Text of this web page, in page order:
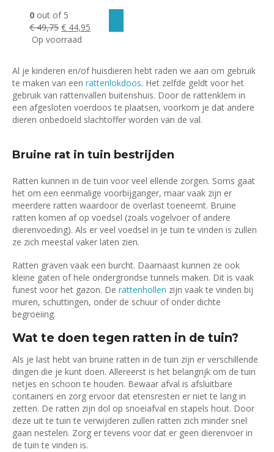
0 out of 5
€49,75 Oorspronkelijke
prijs
€ 44,95
Op voorraad
Al je kinderen en/of huisdieren hebt raden we aan om gebruik
te maken van een rattenlokdoos. Het zelfde geldt voor het
gebruik van rattenvallen buitenshuis. Door de rattenklem in
een afgesloten voerdoos te plaatsen, voorkom je dat andere
dieren onbedoeld slachtoffer worden van de val.
Bruine rat in tuin bestrijden
Ratten kunnen in de tuin voor veel ellende zorgen. Soms gaat
het om een eenmalige voorbijganger, maar vaak zijn er
meerdere ratten waardoor de overlast toeneemt. Bruine
ratten komen af op voedsel (zoals vogelvoer of andere
dierenvoeding). Als er veel voedsel in je tuin te vinden is zullen
ze zich meestal vaker laten zien.
Ratten graven vaak een burcht. Daarnaast kunnen ze ook
kleine gaten of hele ondergrondse tunnels maken. Dit is vaak
funest voor het gazon. De rattenhollen zijn vaak te vinden bij
muren, schuttingen, onder de schuur of onder dichte
begroeiing.
Wat te doen tegen ratten in de tuin?
Als je last hebt van bruine ratten in de tuin zijn er verschillende
dingen die je kunt doen. Allereerst is het belangrijk om de tuin
netjes en schoon te houden. Bewaar afval is afsluitbare
containers en zorg ervoor dat etensresten er niet te lang in
zetten. De ratten zijn dol op snoeiafval en stapels hout. Door
deze uit te tuin te verwijderen zullen ratten zich minder snel
gaan nestelen. Zorg er tevens voor dat er geen dierenvoer in
de tuin te vinden is.